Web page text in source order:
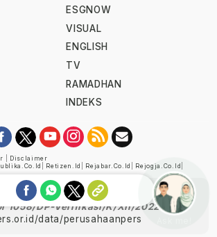
ESGNOW
VISUAL
ENGLISH
TV
RAMADHAN
INDEKS
Disclaimer
Retizen.id Rejabar.co.id Rejogja.co.id
diverifikasi oleh Dewan Pers
1058/DP-Verifikasi/K/XII/2022
data/perusahaanpers